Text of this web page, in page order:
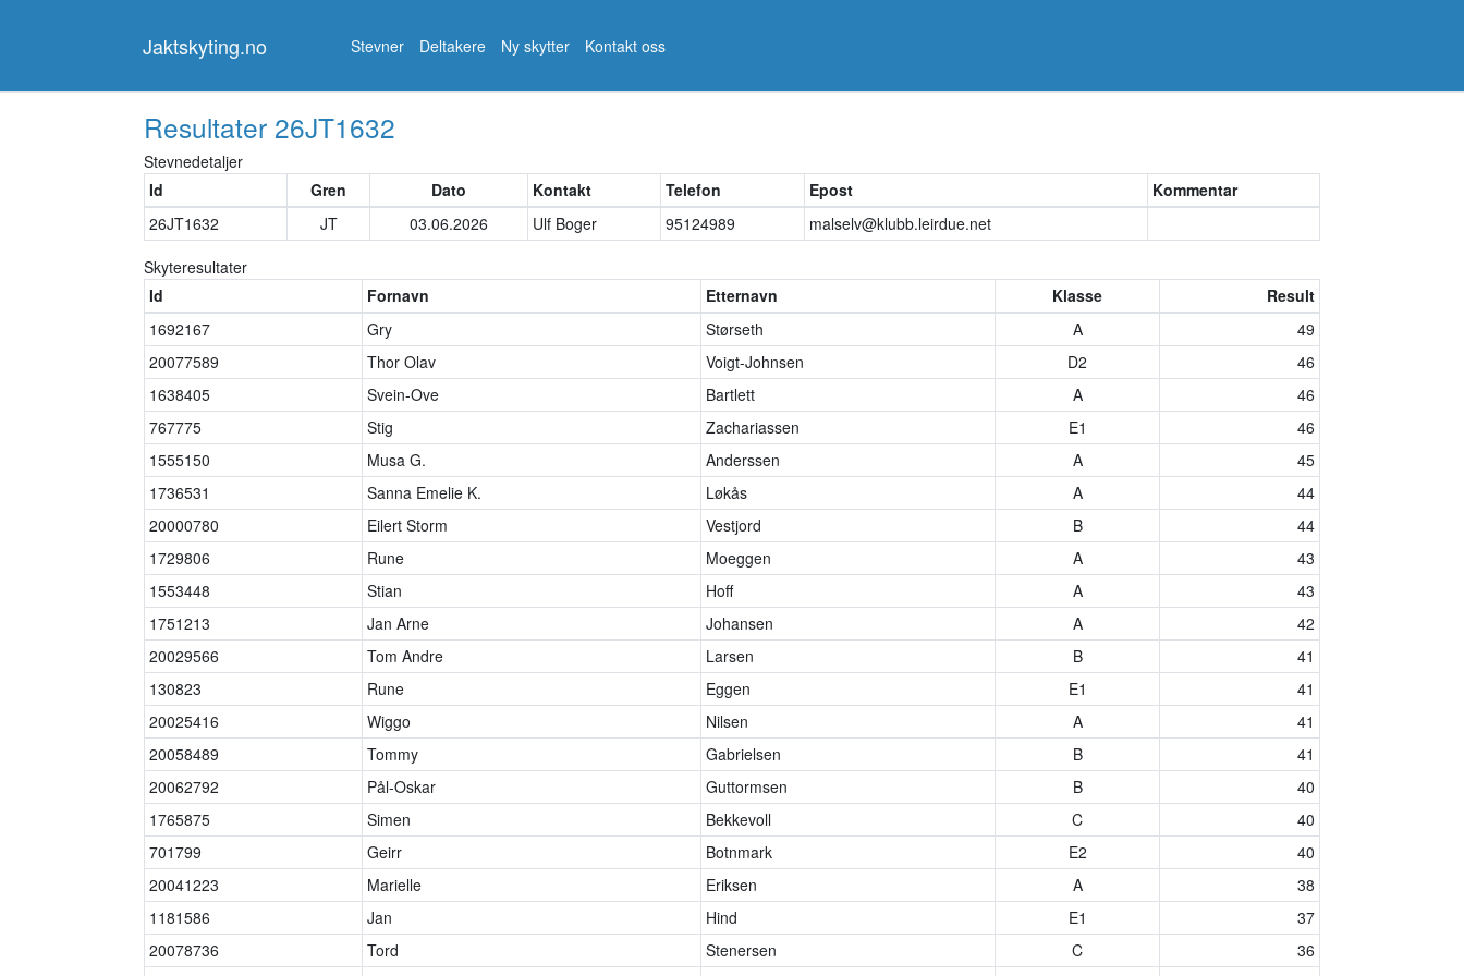
Jaktskyting.no Stevner Deltakere Ny skytter Kontakt oss
Resultater 26JT1632
Stevnedetaljer
Id
Gren Dato Kontakt Telefon Epost
Kommentar
26JT1632
JT 03.06.2026 Ulf Boger 95124989
malselv@klubb.leirdue.net
Skyteresultater
Id
Fornavn Etternavn Klasse
Result
1692167
Gry Størseth A
49
20077589
Thor Olav Voigt-Johnsen D2
46
1638405
Svein-Ove Bartlett A
46
767775
Stig Zachariassen E1
46
1555150
Musa G. Anderssen A
45
1736531
Sanna Emelie K. Løkås A
44
20000780
Eilert Storm Vestjord B
44
1729806
Rune Moeggen A
43
1553448
Stian Hoff A
43
1751213
Jan Arne Johansen A
42
20029566
Tom Andre Larsen B
41
130823
Rune Eggen E1
41
20025416
Wiggo Nilsen A
41
20058489
Tommy Gabrielsen B
41
20062792
Pål-Oskar Guttormsen B
40
1765875
Simen Bekkevoll C
40
701799
Geirr Botnmark E2
40
20041223
Marielle Eriksen A
38
1181586
Jan Hind E1
37
20078736
Tord Stenersen C
36